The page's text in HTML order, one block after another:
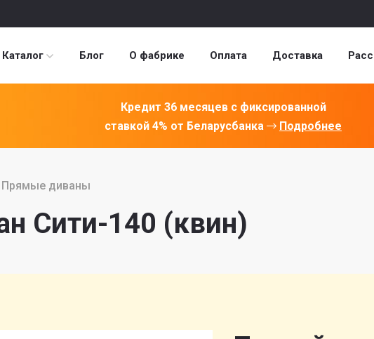
Каталог Блог О фабрике Оплата Доставка
Кредит 36 месяцев с фиксированной
ставкой 4% от Беларусбанка
Подробнее
Прямые диваны
Сити-140 (квин)